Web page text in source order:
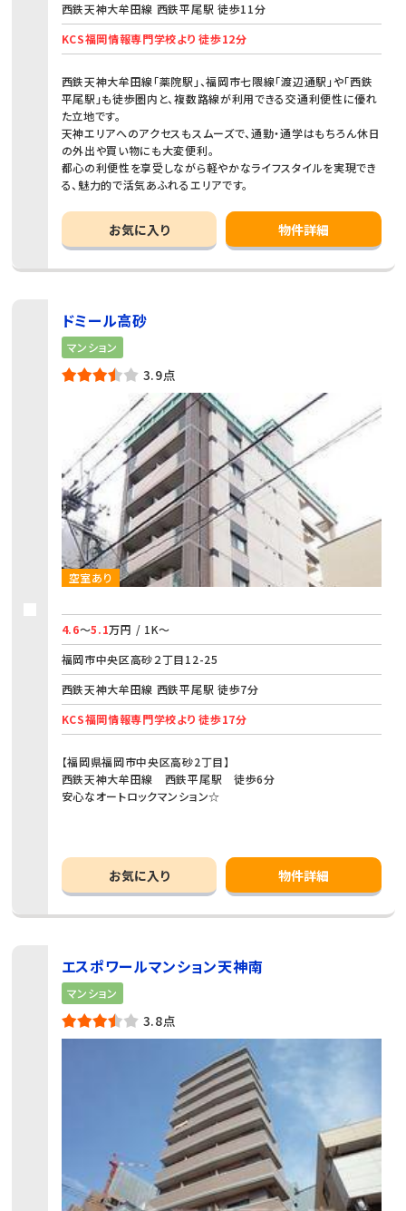
西鉄天神大牟田線 西鉄平尾駅 徒歩11分
KCS福岡情報専門学校より 徒歩12分
西鉄天神大牟田線「薬院駅」、福岡市七隈線「渡辺通駅」や「西鉄
平尾駅」も徒歩圏内と、複数路線が利用できる交通利便性に優れ
た立地です。
天神エリアへのアクセスもスムーズで、通勤・通学はもちろん休日
の外出や買い物にも大変便利。
都心の利便性を享受しながら軽やかなライフスタイルを実現でき
る、魅力的で活気あふれるエリアです。
お気に入り 物件詳細
ドミール高砂
マンション
3.9点
空室あり
4.6～5.1万円 / 1K～
福岡市中央区高砂２丁目12-25
西鉄天神大牟田線 西鉄平尾駅 徒歩7分
KCS福岡情報専門学校より 徒歩17分
【福岡県福岡市中央区高砂2丁目】
西鉄天神大牟田線 西鉄平尾駅 徒歩6分
安心なオートロックマンション☆
お気に入り 物件詳細
エスポワールマンション天神南
マンション
3.8点